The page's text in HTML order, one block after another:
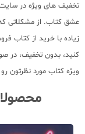
تخفیف های ویژه در سایت
عشق کتاب. از مشکلاتی
زیاده با خرید از کتاب
کنید، بدون تخفیف، در
ویژه کتاب مورد نظرتون